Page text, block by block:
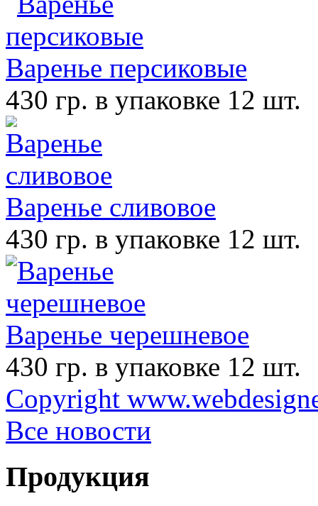
Варенье персиковые
430 гр. в упаковке 12 шт.
Варенье сливовое
430 гр. в упаковке 12 шт.
Варенье черешневое
430 гр. в упаковке 12 шт.
Copyright
Все новости
Продукция